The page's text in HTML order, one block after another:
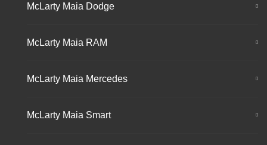
McLarty Maia Dodge
McLarty Maia RAM
McLarty Maia Mercedes
McLarty Maia Smart